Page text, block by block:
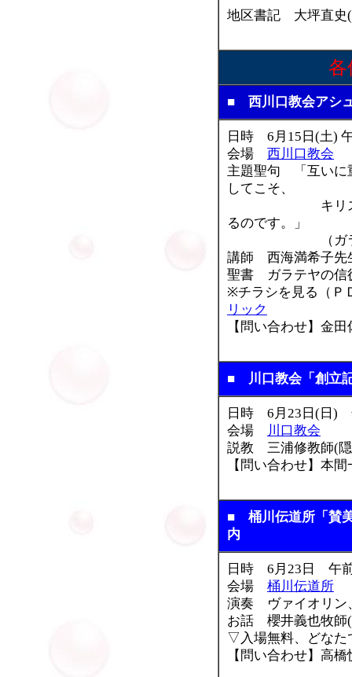
地区書記 大坪直史
各
■ 西川口教会アシ
日時 6月15日(土)
会場 西川口教会
主題聖句 「互いに
してこそ、
キリストの律
るのです。」
（ガラテヤの
講師 西海満希子先
聖書 ガラテヤの信
※チラシを見る（
リック
【問い合わせ】金
■ 川口教会「創立
日時 6月23日(日)
会場
川口教会
説教 三浦修教師(
【問い合わせ】本
■ 桶川伝道所「賛
内
日時 6月23日 午
会場 桶川伝道所
演奏 ヴァイオリン
お話 櫻井義也牧師
▽入場無料、どなた
【問い合わせ】高